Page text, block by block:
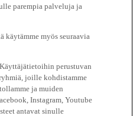
parempia palveluja ja
myös seuraavia
Käyttäjätietoihin perustuvan
joille kohdistamme
ja muiden
Instagram, Youtube
antavat sinulle